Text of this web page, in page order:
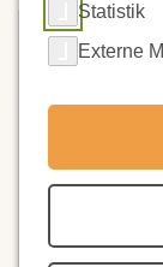
Statistik
Externe